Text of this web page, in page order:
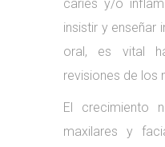
caries y/o
insistir y enseñar
oral, es vital
revisiones de los
El crecimiento
maxilares y